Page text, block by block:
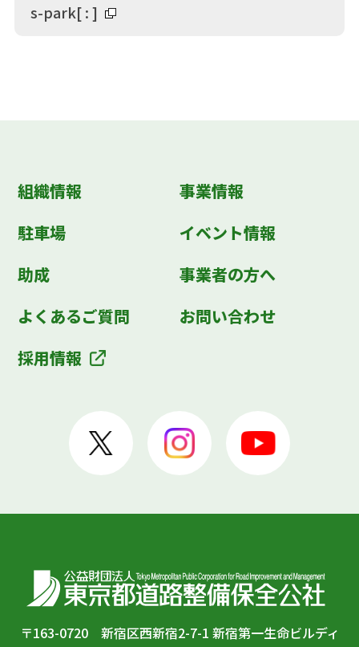
s-park[:]
組織情報
事業情報
駐車場
イベント情報
助成
事業者の方へ
よくあるご質問
お問い合わせ
採用情報
〒163-0720 新宿区西新宿2-7-1 新宿第一生命ビルディ